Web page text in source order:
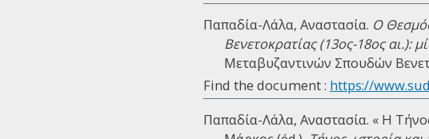
Παπαδία-Λάλα, Αναστασία. Ο
Βενετοκρατίας (13ος-18ος αι.):
Μεταβυζαντινών Σπουδών
Find the document : https://
Παπαδία-Λάλα, Αναστασία. « Η